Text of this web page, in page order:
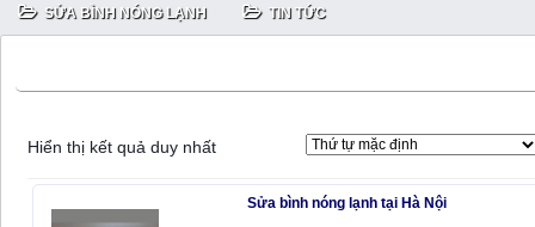
SỬA BÌNH NÓNG LẠNH TIN TỨC
Hiển thị kết quả duy nhất
Sửa bình nóng lạnh tại Hà Nội